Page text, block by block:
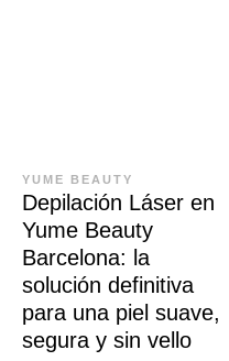
YUME BEAUTY
Depilación Láser en
Yume Beauty
Barcelona: la
solución definitiva
para una piel suave,
segura y sin vello